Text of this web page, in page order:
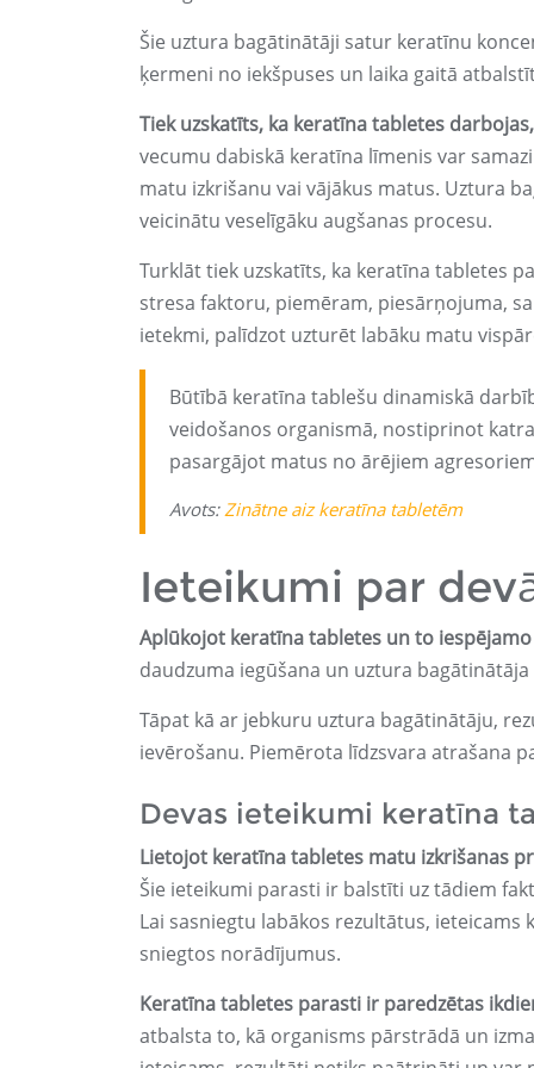
Šie uztura bagātinātāji satur keratīnu
ķermeni no iekšpuses un laika gaitā
Tiek uzskatīts, ka keratīna tabletes
vecumu dabiskā keratīna līmenis var
matu izkrišanu vai vājākus matus. Uztura
veicinātu veselīgāku augšanas procesu.
Turklāt tiek uzskatīts, ka keratīna tabletes
stresa faktoru, piemēram, piesārņojuma,
ietekmi, palīdzot uzturēt labāku matu
Būtībā keratīna tablešu dinamiskā
veidošanos organismā, nostiprinot
pasargājot matus no ārējiem
Avots:Zinātne aiz keratīna tabletēm
Ieteikumi par
Aplūkojot keratīna tabletes un to
daudzuma iegūšana un uztura
Tāpat kā ar jebkuru uztura bagātinātāju,
ievērošanu. Piemērota līdzsvara atrašana
Devas ieteikumi keratīna
Lietojot keratīna tabletes matu izkrišanas
Šie ieteikumi parasti ir balstīti uz tādiem
Lai sasniegtu labākos rezultātus,
sniegtos norādījumus.
Keratīna tabletes parasti ir paredzētas
atbalsta to, kā organisms pārstrādā un